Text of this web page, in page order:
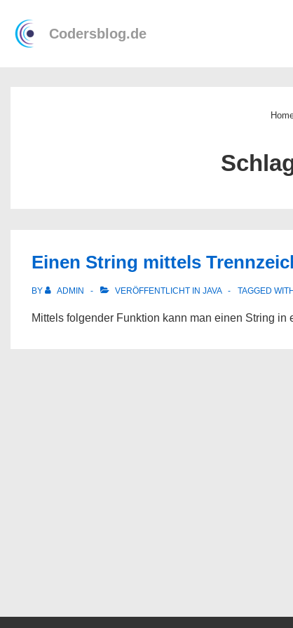
Zum
Inhalt
Codersblog.de
Einen String mittels
BY ADMIN VERÖFFENTLICHT IN JAVA TAGGED WITH
Mittels folgender Funktion kann man einen String in